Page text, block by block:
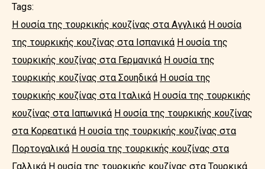
Tags:
Η ουσία της τουρκικής κουζίνας στα Αγγλικά Η ουσία
της τουρκικής κουζίνας στα Ισπανικά Η ουσία της
τουρκικής κουζίνας στα Γερμανικά Η ουσία της
τουρκικής κουζίνας στα Σουηδικά Η ουσία της
τουρκικής κουζίνας στα Ιταλικά Η ουσία της τουρκικής
κουζίνας στα Ιαπωνικά Η ουσία της τουρκικής κουζίνας
στα Κορεατικά Η ουσία της τουρκικής κουζίνας στα
Πορτογαλικά Η ουσία της τουρκικής κουζίνας στα
Γαλλικά Η ουσία της τουρκικής κουζίνας στα Τουρκικά